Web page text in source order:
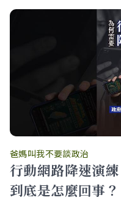
爸媽叫我不要談政治
行動網路降速演
到底是怎麼回事？